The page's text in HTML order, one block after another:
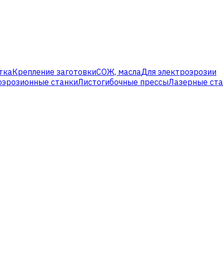
Крепление заготовкиСОЖ, маслаДля электроэрозии
станкиЛистогибочные прессыЛазерные